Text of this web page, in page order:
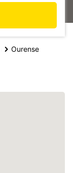
Ourense